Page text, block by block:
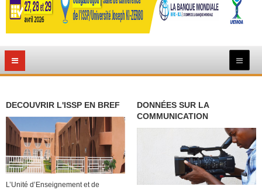
DECOUVRIR L'ISSP EN BREF
L’Unité d’Enseignement et de
DONNÉES SUR LA
COMMUNICATION